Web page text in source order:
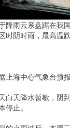
降雨云系盘踞在我
时阴时雨，最高温
上海中心气象台预
白天降水暂歇，阴
停止。